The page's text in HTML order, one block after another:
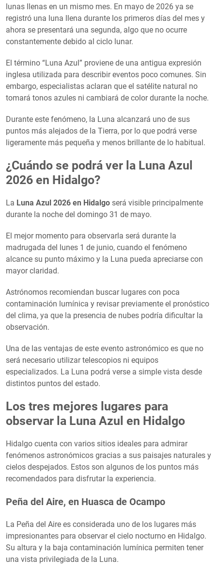
lunas llenas en un mismo mes. En mayo de 2026 ya se
registró una luna llena durante los primeros días del mes y
ahora se presentará una segunda, algo que no ocurre
constantemente debido al ciclo lunar.
El término “Luna Azul” proviene de una antigua expresión
inglesa utilizada para describir eventos poco comunes. Sin
embargo, especialistas aclaran que el satélite natural no
tomará tonos azules ni cambiará de color durante la noche.
Durante este fenómeno, la Luna alcanzará uno de sus
puntos más alejados de la Tierra, por lo que podrá verse
ligeramente más pequeña y menos brillante de lo habitual.
¿Cuándo se podrá ver la Luna Azul
2026 en Hidalgo?
La Luna Azul 2026 en Hidalgo será visible principalmente
durante la noche del domingo 31 de mayo.
El mejor momento para observarla será durante la
madrugada del lunes 1 de junio, cuando el fenómeno
alcance su punto máximo y la Luna pueda apreciarse con
mayor claridad.
Astrónomos recomiendan buscar lugares con poca
contaminación lumínica y revisar previamente el pronóstico
del clima, ya que la presencia de nubes podría dificultar la
observación.
Una de las ventajas de este evento astronómico es que no
será necesario utilizar telescopios ni equipos
especializados. La Luna podrá verse a simple vista desde
distintos puntos del estado.
Los tres mejores lugares para
observar la Luna Azul en Hidalgo
Hidalgo cuenta con varios sitios ideales para admirar
fenómenos astronómicos gracias a sus paisajes naturales y
cielos despejados. Estos son algunos de los puntos más
recomendados para disfrutar la experiencia.
Peña del Aire, en Huasca de Ocampo
La Peña del Aire es considerada uno de los lugares más
impresionantes para observar el cielo nocturno en Hidalgo.
Su altura y la baja contaminación lumínica permiten tener
una vista privilegiada de la Luna.